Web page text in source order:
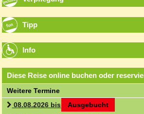
Tipp
Info
Diese Reise online buchen oder
Weitere Termine
Ausgebucht
08.08.2026 bis